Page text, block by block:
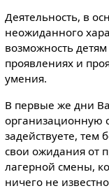
Деятельность, в
неожиданного
возможность
проявлениях и
умения.
В первые же дни
организационную
задействуете, тем
свои ожидания от
лагерной смены,
ничего не